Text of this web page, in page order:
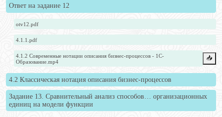
Ответ на задание 12
otv12.pdf
4.1.1.pdf
4.1.2 Современные нотации описания бизнес-процессов - 1С-
Образование.mp4
📥️
4.2 Классическая нотация описания бизнес-процессов
Задание 13. Сравнительный анализ способов… организационных
единиц на модели функции